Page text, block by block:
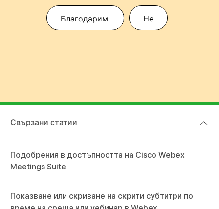
Благодарим! Не
Свързани статии
Подобрения в достъпността на Cisco Webex
Meetings Suite
Показване или скриване на скрити субтитри по